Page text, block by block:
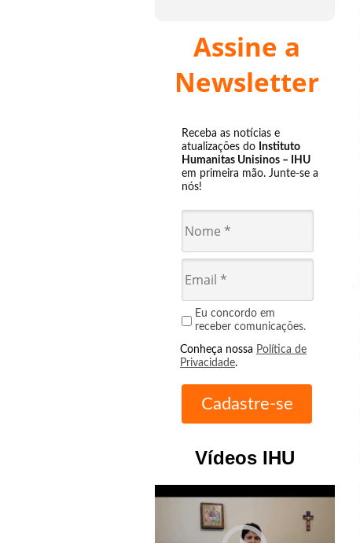
Assine a
Newsletter
Receba as notícias e
atualizações do Instituto
Humanitas Unisinos – IHU
em primeira mão. Junte-se a
nós!
Eu concordo em
receber comunicações.
Conheça nossa Política de
Privacidade.
Vídeos IHU